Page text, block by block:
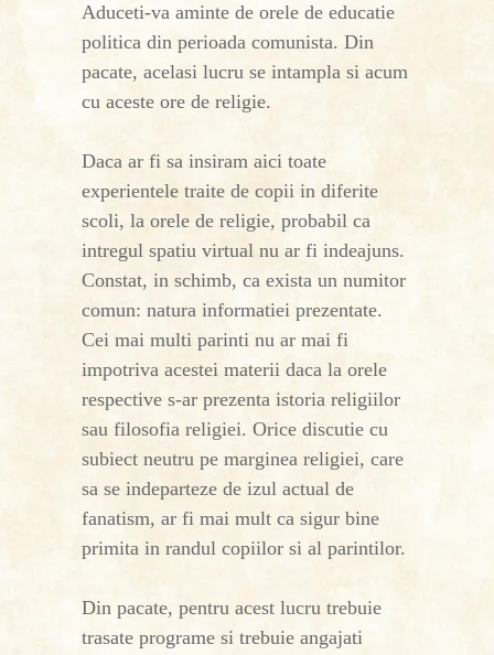
Aduceti-va aminte de orele de educatie
politica din perioada comunista. Din
pacate, acelasi lucru se intampla si acum
cu aceste ore de religie.
Daca ar fi sa insiram aici toate
experientele traite de copii in diferite
scoli, la orele de religie, probabil ca
intregul spatiu virtual nu ar fi indeajuns.
Constat, in schimb, ca exista un numitor
comun: natura informatiei prezentate.
Cei mai multi parinti nu ar mai fi
impotriva acestei materii daca la orele
respective s-ar prezenta istoria religiilor
sau filosofia religiei. Orice discutie cu
subiect neutru pe marginea religiei, care
sa se indeparteze de izul actual de
fanatism, ar fi mai mult ca sigur bine
primita in randul copiilor si al parintilor.
Din pacate, pentru acest lucru trebuie
trasate programe si trebuie angajati